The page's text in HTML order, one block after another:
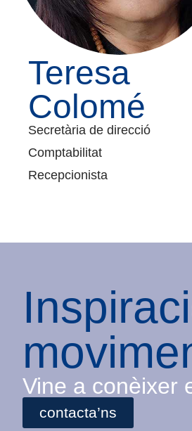
Teresa
Colomé
Secretària de direcció
Comptabilitat
Recepcionista
Vine a conèixer
contacta’ns